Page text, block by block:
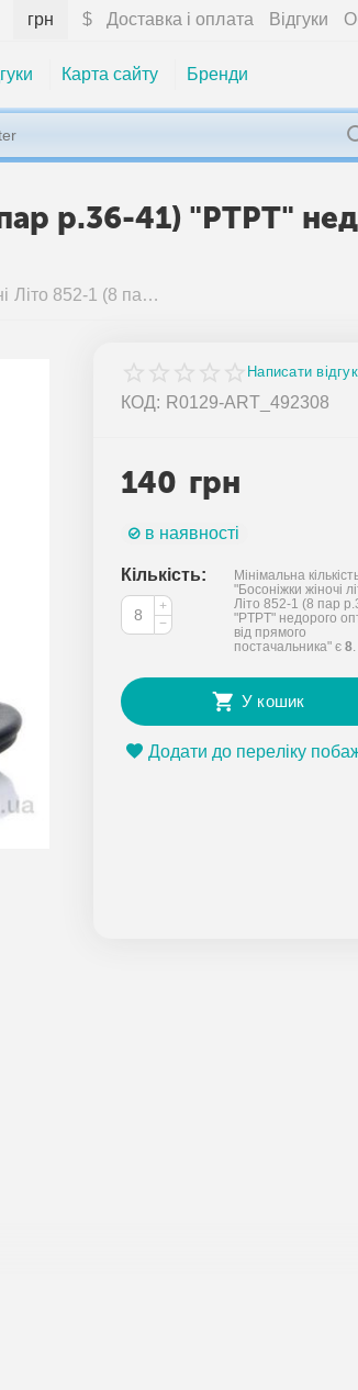
Доставка і оплата Відгуки
грн $
Карта сайту Бренди
р.36-41) "PTPT"
Босоніжки жіночі літні Літо 852-1 (8 пар р.36-41) "PTPT" недорого оптом від прямого постачальника
Написати відгук
КОД: R0129-ART_492308
140 грн
в наявності
Кількість:
+
−
Мінімальна
"Босоніжки жіночі
Літо 852-1 (8 пар
"PTPT" недорого
від прямого
постачальника" є8.
У кошик
Додати до переліку